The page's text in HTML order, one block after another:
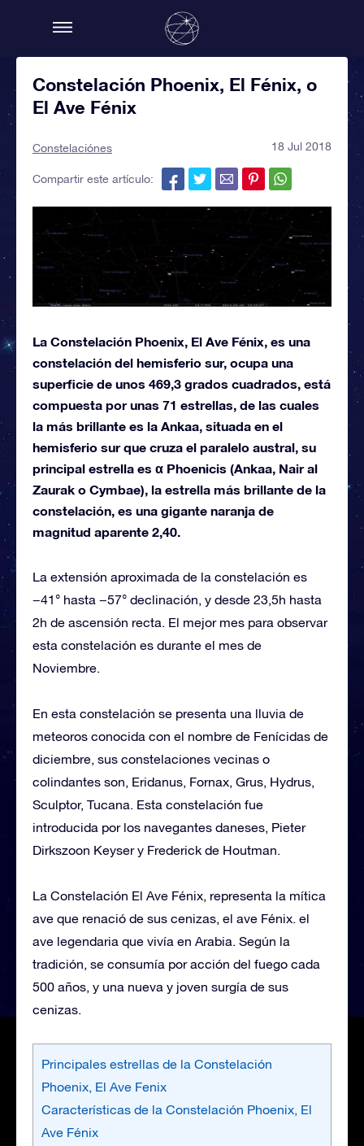
Constelación Phoenix, El Fénix, o
El Ave Fénix
Constelaciónes 18 Jul 2018
Compartir este artículo:
La Constelación Phoenix, El Ave Fénix, es una
constelación del hemisferio sur, ocupa una
superficie de unos 469,3 grados cuadrados, está
compuesta por unas 71 estrellas, de las cuales
la más brillante es la Ankaa, situada en el
hemisferio sur que cruza el paralelo austral, su
principal estrella es α Phoenicis (Ankaa, Nair al
Zaurak o Cymbae), la estrella más brillante de la
constelación, es una gigante naranja de
magnitud aparente 2,40.
La extensión aproximada de la constelación es
−41° hasta −57° declinación, y desde 23,5h hasta
2h de ascensión recta. El mejor mes para observar
esta constelación es durante el mes de
Noviembre.
En esta constelación se presenta una lluvia de
meteoros conocida con el nombre de Fenícidas de
diciembre, sus constelaciones vecinas o
colindantes son, Eridanus, Fornax, Grus, Hydrus,
Sculptor, Tucana. Esta constelación fue
introducida por los navegantes daneses, Pieter
Dirkszoon Keyser y Frederick de Houtman.
La Constelación El Ave Fénix, representa la mítica
ave que renació de sus cenizas, el ave Fénix. el
ave legendaria que vivía en Arabia. Según la
tradición, se consumía por acción del fuego cada
500 años, y una nueva y joven surgía de sus
cenizas.
Principales estrellas de la Constelación
Phoenix, El Ave Fenix
Características de la Constelación Phoenix, El
Ave Fénix